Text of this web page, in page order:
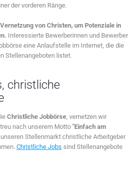
der vorderen Ränge.
von Christen, um Potenziale in
Interessierte Bewerberinnen und Bewerber
eine Anlaufstelle im Internet, die die
Stellenangeboten listet.
christliche
Christliche Jobbörse, vernetzen wir
nach unserem Motto "Einfach am
Stellenmarkt christliche Arbeitgeber
Christliche Jobs sind Stellenangebote